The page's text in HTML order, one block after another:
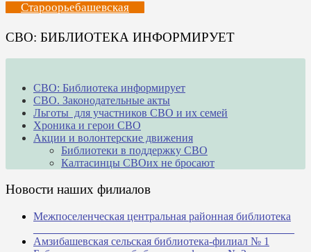
Староорьебашевская
СВО: БИБЛИОТЕКА ИНФОРМИРУЕТ
СВО: Библиотека информирует
СВО. Законодательные акты
Льготы для участников СВО и их семей
Хроника и герои СВО
Акции и волонтерские движения
Библиотеки в поддержку СВО
Калтасинцы СВОих не бросают
Новости наших филиалов
Межпоселенческая центральная районная библиотека
Амзибашевская сельская библиотека-филиал № 1